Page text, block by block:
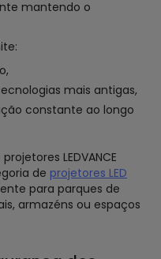
mantendo o
mais antigas,
constante ao longo
LEDVANCE
de projetores LED
para parques de
armazéns ou espaços